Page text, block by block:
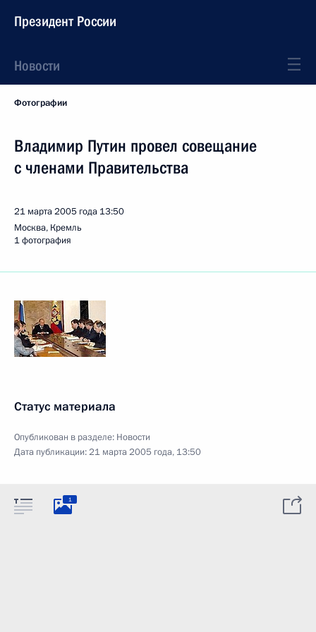
Президент России
Новости
Фотографии
Владимир Путин провел совещание
с членами Правительства
21 марта 2005 года 13:50
Москва, Кремль
1 фотография
Статус материала
Опубликован в разделе: Новости
Дата публикации:21 марта 2005 года, 13:50
1